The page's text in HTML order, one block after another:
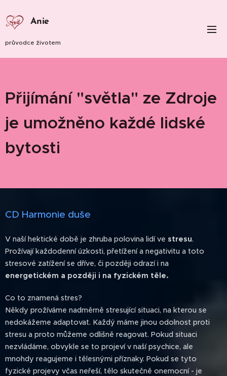
Anie
průvodce životem
Přijímání "světla" ze Zdroje
je umožněno každé lidské
bytosti
CD Harmonie duše
V naší hektické době je zhruba polovina lidí ve stresu.
Prožívají každodenní úzkosti, přetížení a negativitu a toto
stresové zatížení se dříve, či později odrazí i na
energetickém a později i na fyzickém těle.
Co to znamená stres?
Někdy prožíváme nadměrně stresující situaci, na kterou se
nedokážeme adaptovat. Každý máme jinou odolnost proti
stresu a proto můžeme odlišně reagovat. Pokud situaci
nezvládáme, obvykle se to projeví v naší psychice, ale
mnohdy reagujeme i tělesnými příznaky. Pokud se tyto
fyzické projevy včas neřeší, tělo skutečně onemocní - je